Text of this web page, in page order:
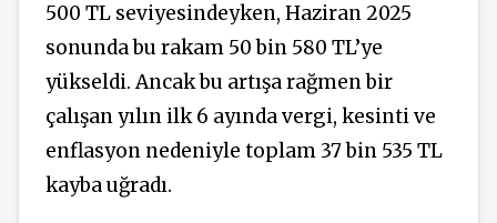
500 TL seviyesindeyken, Haziran 2025
sonunda bu rakam 50 bin 580 TL’ye
yükseldi. Ancak bu artışa rağmen bir
çalışan yılın ilk 6 ayında vergi, kesinti ve
enflasyon nedeniyle toplam 37 bin 535 TL
kayba uğradı.